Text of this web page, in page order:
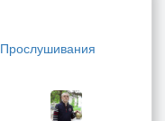
Прослушивания